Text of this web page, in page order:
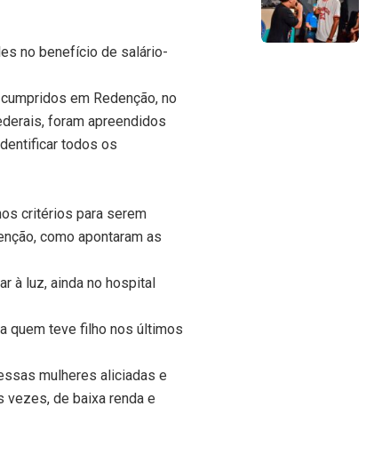
no benefício de salário-
em Redenção, no
foram apreendidos
todos os
critérios para serem
como apontaram as
à luz, ainda no hospital
quem teve filho nos últimos
mulheres aliciadas e
vezes, de baixa renda e